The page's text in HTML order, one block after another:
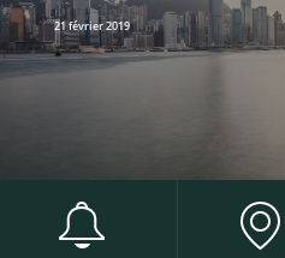
21 février 2019